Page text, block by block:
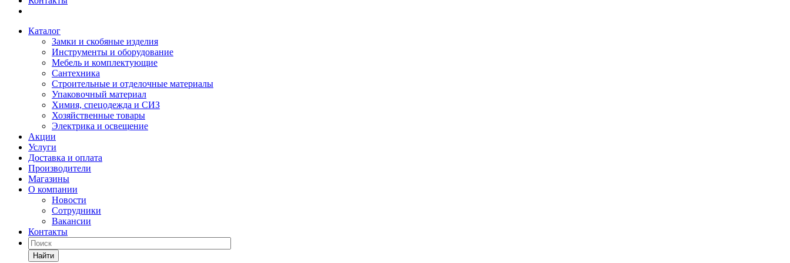
Каталог
Замки и скобяные изделия
Инструменты и оборудование
Мебель и комплектующие
Сантехника
Строительные и отделочные материалы
Упаковочный материал
Химия, спецодежда и СИЗ
Хозяйственные товары
Электрика и освещение
Акции
Услуги
Доставка и оплата
Производители
Магазины
О компании
Новости
Сотрудники
Вакансии
Контакты
Найти